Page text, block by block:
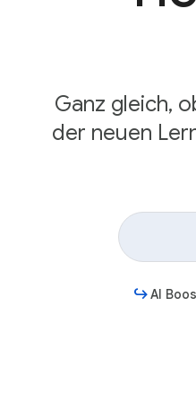
Ganz gleich,
der neuen
AI